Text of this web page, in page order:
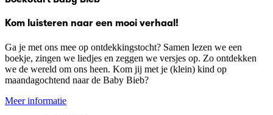
Kom luisteren naar een mooi verhaal!
Ga je met ons mee op ontdekkingstocht? Samen lezen we een
boekje, zingen we liedjes en zeggen we versjes op. Zo ontdekken
we de wereld om ons heen. Kom jij met je (klein) kind op
maandagochtend naar de Baby Bieb?
Meer informatie